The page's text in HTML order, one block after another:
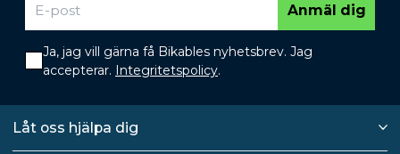
Anmäl dig
Ja, jag vill gärna få Bikables nyhetsbrev. Jag
accepterar. Integritetspolicy.
Låt oss hjälpa dig